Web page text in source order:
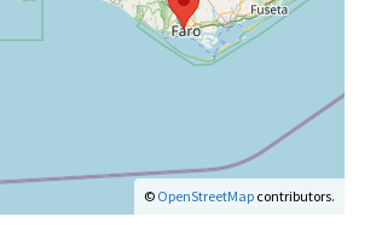
© OpenStreetMap contributors.